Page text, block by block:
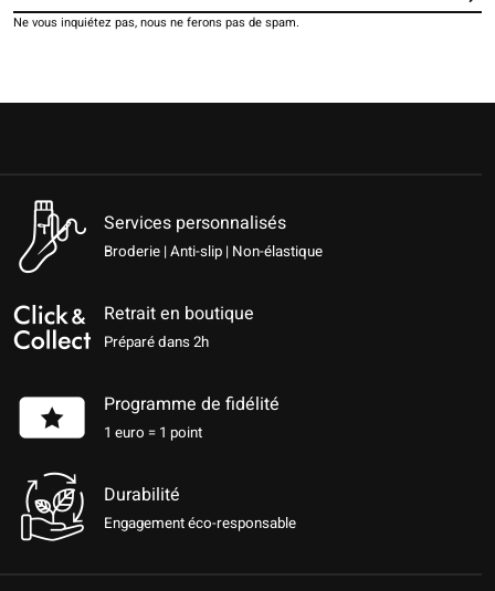
Ne vous inquiétez pas, nous ne ferons pas de spam.
Services personnalisés
Broderie | Anti-slip | Non-élastique
Retrait en boutique
Préparé dans 2h
Programme de fidélité
1 euro = 1 point
Durabilité
Engagement éco-responsable